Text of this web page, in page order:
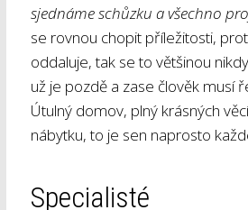
sjednáme schůzku a všechno
se rovnou chopit příležitosti,
oddaluje, tak se to většinou
už je pozdě a zase člověk musí
Útulný domov, plný krásných
nábytku, to je sen naprosto
Specialisté